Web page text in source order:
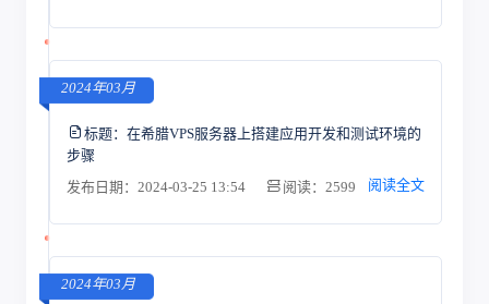
2024年03月
标题： 在希腊VPS服务器上搭建应用开发和测试环境的
步骤
发布日期：2024-03-25 13:54
阅读：2599 阅读全文
2024年03月